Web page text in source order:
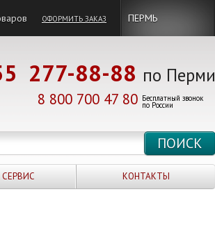
ОФОРМИТЬ ЗАКАЗ ПЕРМЬ
277-88-88 по Перми
8 800 700 47 80 Бесплатный звонок
по России
СЕРВИС КОНТАКТЫ